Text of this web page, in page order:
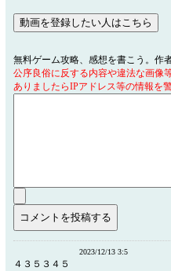
無料ゲーム攻略、感想を書こう。作
公序良俗に反する内容や違法な画像
ありましたらIPアドレス等の情報を
2023/12/13 3:5
４３５３４５